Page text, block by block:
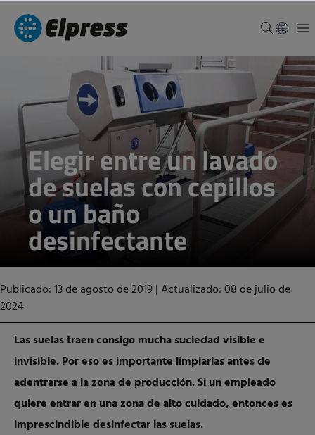
Elegir entre un lavado
de suelas con cepillos
o un baño
desinfectante
Publicado: 13 de agosto de 2019|Actualizado: 08 de julio de
2024
Las suelas traen consigo mucha suciedad visible e
invisible. Por eso es importante limpiarlas antes de
adentrarse a la zona de producción. Si un empleado
quiere entrar en una zona de alto cuidado, entonces es
imprescindible desinfectar las suelas.